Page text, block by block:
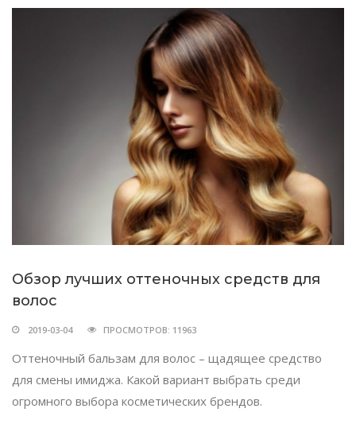
Обзор лучших оттеночных средств для
волос
2019-03-04 ПРОСМОТРОВ: 11963
Оттеночный бальзам для волос – щадящее средство
для смены имиджа. Какой вариант выбрать среди
огромного выбора косметических брендов.